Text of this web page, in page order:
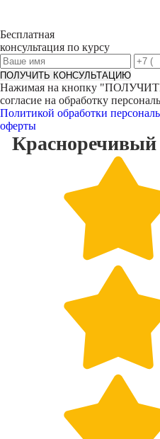
Бесплатная
консультация по курсу
ПОЛУЧИТЬ КОНСУЛЬТАЦИЮ
Нажимая на кнопку "
согласие на обработку
Политикой обработки
оферты
Красноречивый